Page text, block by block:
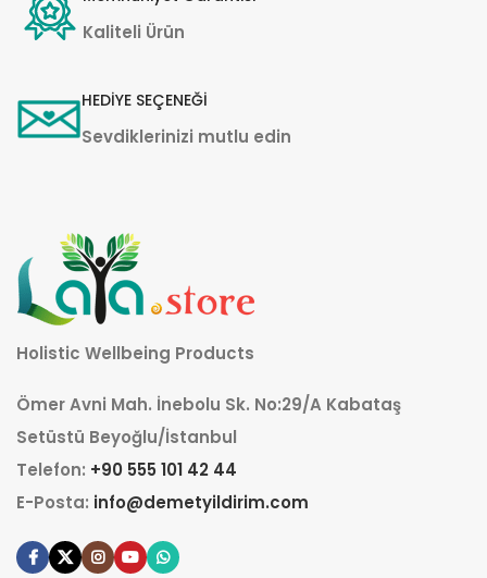
Kaliteli Ürün
HEDİYE SEÇENEĞİ
Sevdiklerinizi mutlu edin
Holistic Wellbeing Products
Ömer Avni Mah. İnebolu Sk. No:29/A Kabataş
Setüstü Beyoğlu/İstanbul
Telefon: +90 555 101 42 44
E-Posta: info@demetyildirim.com